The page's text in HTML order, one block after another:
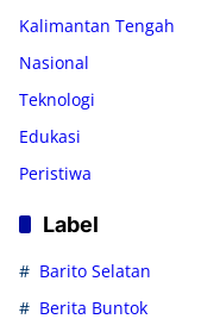
Kalimantan Tengah
Nasional
Teknologi
Edukasi
Peristiwa
Label
Barito Selatan
Berita Buntok